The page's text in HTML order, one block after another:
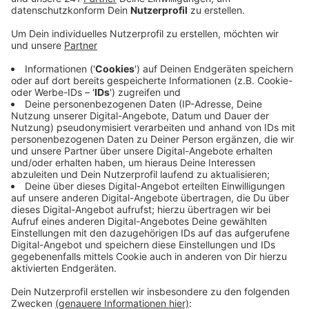
Anzeige
Im Kölner Zoo gibt es aktuell besonderen Nachwuchs:
Drei kleine Löwenäffchen sind geboren worden. Noch
bekommen die Jungtiere die nötige Ruhe hinter den
Kulissen, sollen aber bald auch für Besucherinnen und
Besucher zu sehen sein. Die Tiere gehören zur Familie
der Krallenaffen und sind stark vom Aussterben
bedroht. Der Lebensraum der Löwenäffchen in
Südamerika schrumpft durch Abholzung immer weiter.
Der Kölner Zoo unterstützt deshalb jedes Jahr ein
Schutzprojekt in Brasilien mit rund 5.000 Euro.
Außerdem findet heute im Zoo ein „Klima-Tag“ statt,
bei dem es an mehreren Ständen Infos rund um